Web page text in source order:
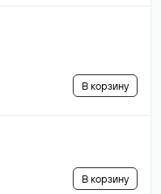
В корзину
В корзину